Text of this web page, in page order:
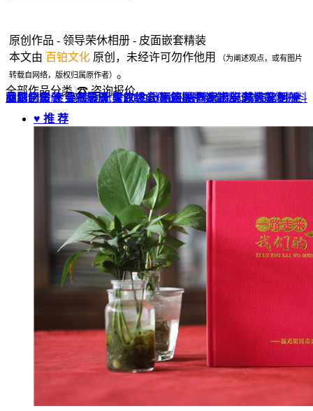
原创作品 - 领导荣休相册 - 皮面嵌套精装
本文由 百铂文化 原创，未经许可勿作他用
（为阐述观点，或有图片
转载自网络，版权归属原作者） 。
全部作品分类 ☎ 咨询报价
品牌全案 ▼ 宣传画册 VI+LOGO 企业刊物 包装设计 宣传物料
网站UI设计 导视设计 餐饮设计 酒店品牌设计 纪念相册 ▼
企业纪念册 聚会纪念册 毕业纪念册 领导/同事相册 成人礼相册
战友纪念册 个人影集 家庭/生日相册 旅行纪念册 精装定制 ▼
菜谱制作 企业邮册 光盘包装盒 高端楼书 家谱族谱 家具画册
♥ 推 荐